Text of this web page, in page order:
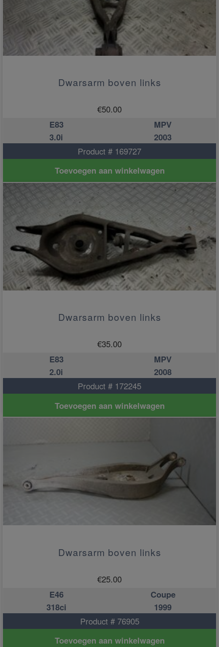
Dwarsarm boven links
€50.00
E83
MPV
3.0i
2003
Product # 169727
Toevoegen aan winkelwagen
Dwarsarm boven links
€35.00
E83
MPV
2.0i
2008
Product # 172245
Toevoegen aan winkelwagen
Dwarsarm boven links
€25.00
E46
Coupe
318ci
1999
Product # 76905
Toevoegen aan winkelwagen